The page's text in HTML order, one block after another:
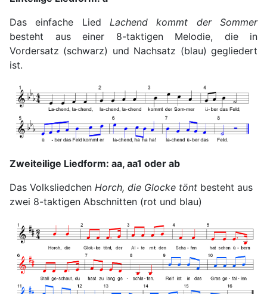
Das einfache Lied Lachend kommt der Sommer
besteht aus einer 8-taktigen Melodie, die in
Vordersatz (schwarz) und Nachsatz (blau) gegliedert
ist.
Zweiteilige Liedform: aa, aa1 oder ab
Das Volksliedchen Horch, die Glocke tönt besteht aus
zwei 8-taktigen Abschnitten (rot und blau)